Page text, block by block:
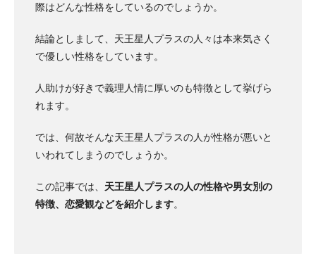
際はどんな性格をしているのでしょうか。
結論としまして、天王星人プラスの人々は本来気さく
で優しい性格をしています。
人助けが好きで義理人情に厚いのも特徴として挙げら
れます。
では、何故そんな天王星人プラスの人が性格が悪いと
いわれてしまうのでしょうか。
この記事では、 天王星人プラスの人の性格や男女別の
特徴、恋愛観などを紹介します。